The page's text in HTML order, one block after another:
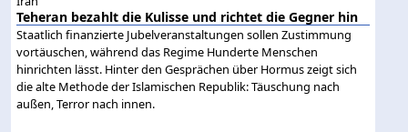
Teheran bezahlt die Kulisse und richtet die Gegner hin
Staatlich finanzierte Jubelveranstaltungen sollen Zustimmung
vortäuschen, während das Regime Hunderte Menschen
hinrichten lässt. Hinter den Gesprächen über Hormus zeigt sich
die alte Methode der Islamischen Republik: Täuschung nach
außen, Terror nach innen.